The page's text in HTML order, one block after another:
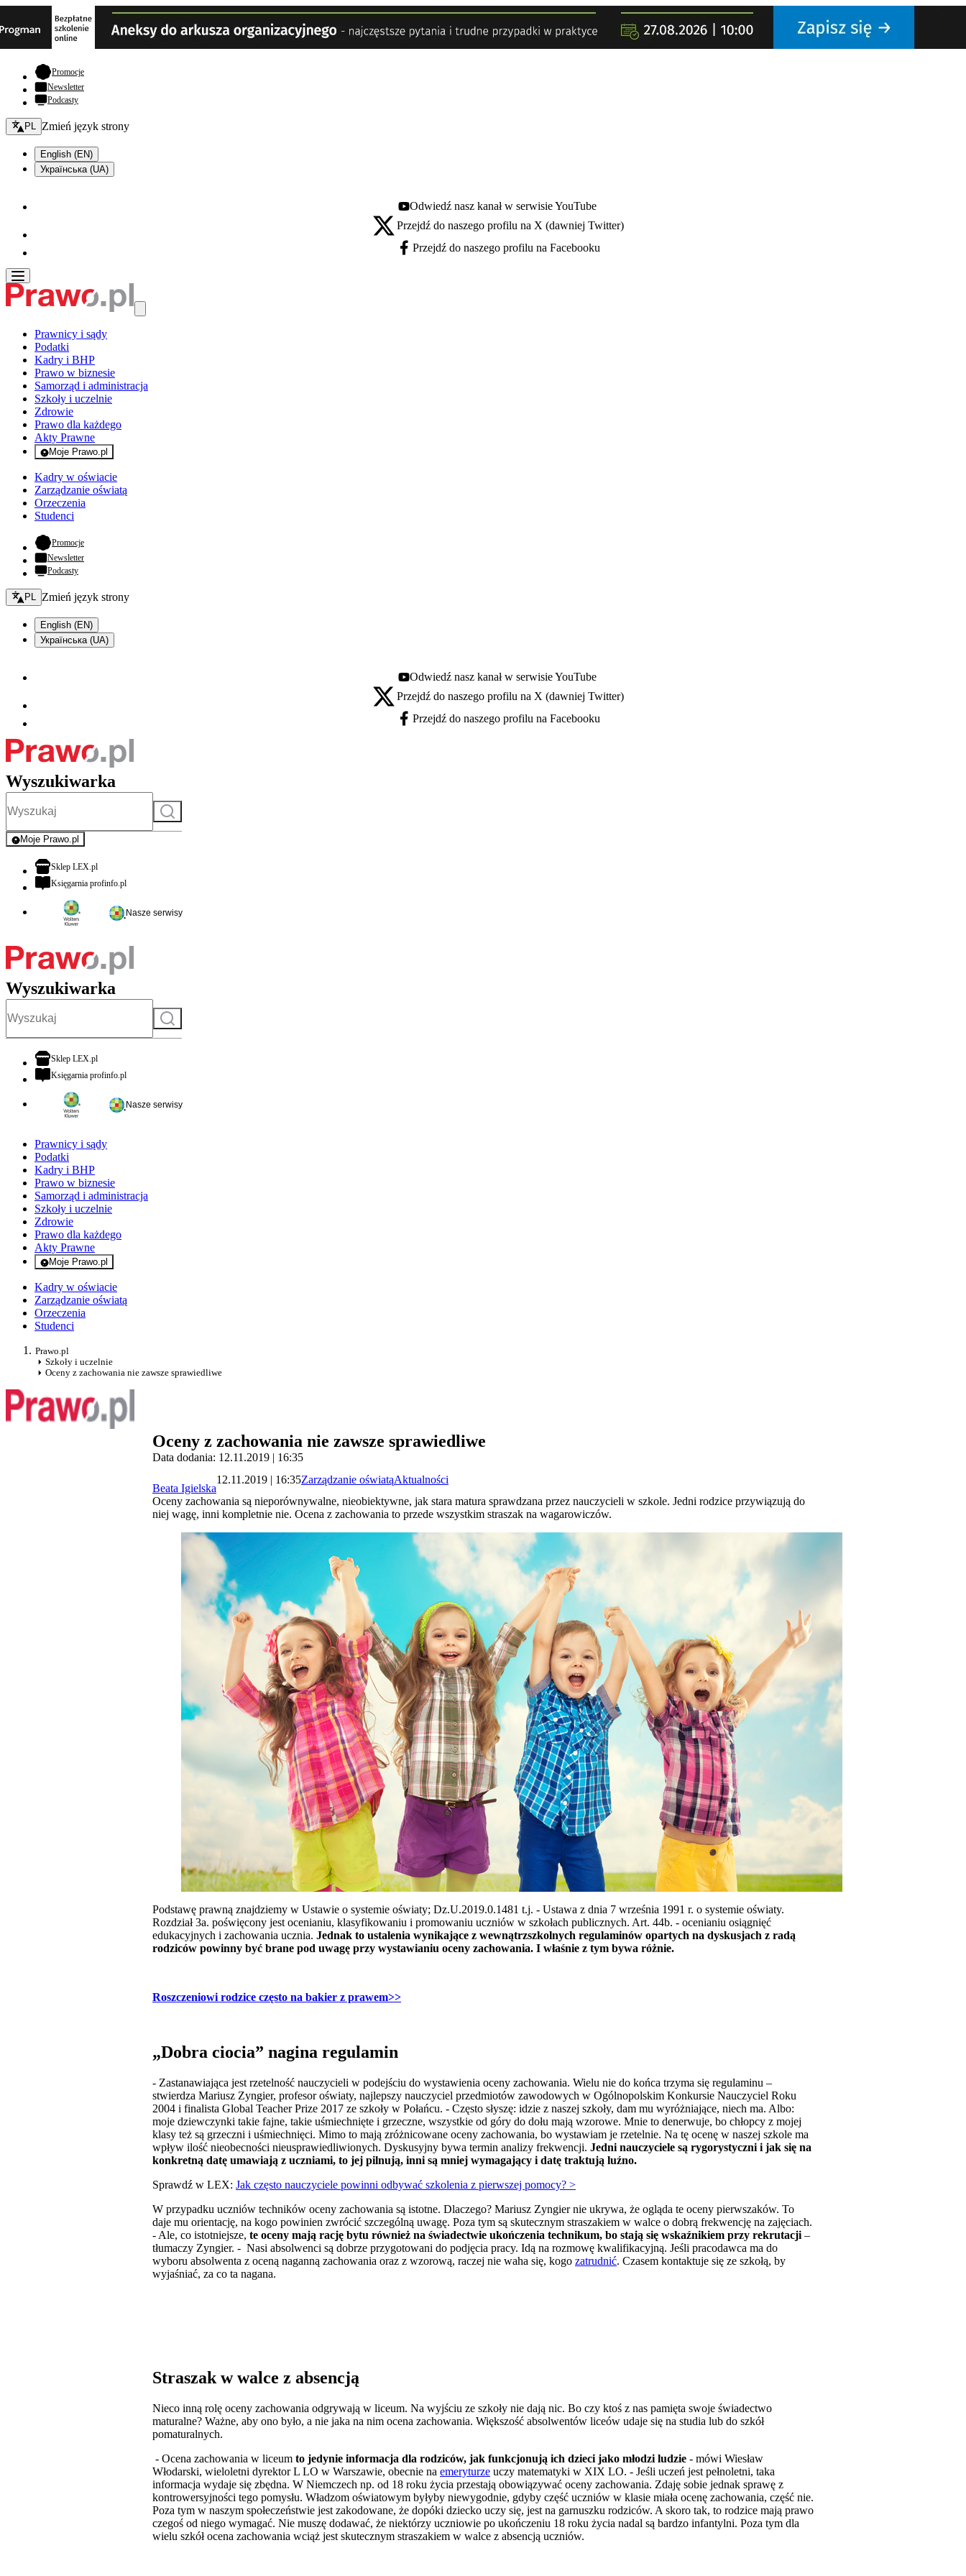
Promocje- otwiera się w nowej karcie
Newsletter
Podcasty
Zmień język - bieżący:
PL Zmień język strony
English (EN)
Українська (UA)
Youtube - otwiera się w nowej karcie
Odwiedź nasz kanał w serwisie YouTube
X - otwiera się w nowej karcie
Przejdź do naszego profilu na X (dawniej Twitter)
Facebook - otwiera się w nowej karcie
Przejdź do naszego profilu na Facebooku
Prawnicy i sądy
Podatki
Kadry i BHP
Prawo w biznesie
Samorząd i administracja
Szkoły i uczelnie
Zdrowie
Prawo dla każdego
Akty Prawne
Moje Prawo.pl
- rejestracja i logowanie do serwisu
Kadry w oświacie
Zarządzanie oświatą
Orzeczenia
Studenci
Promocje- otwiera się w nowej karcie
Newsletter
Podcasty
Zmień język - bieżący:
PL Zmień język strony
English (EN)
Українська (UA)
Youtube - otwiera się w nowej karcie
Odwiedź nasz kanał w serwisie YouTube
X - otwiera się w nowej karcie
Przejdź do naszego profilu na X (dawniej Twitter)
Facebook - otwiera się w nowej karcie
Przejdź do naszego profilu na Facebooku
Wyszukiwarka
Szukaj
Moje Prawo.pl
- rejestracja i logowanie do serwisu
Sklep LEX.plotwiera się w nowej karcie
Księgarnia profinfo.plotwiera się w nowej karcie
Nasze serwisy
Wyszukiwarka
Szukaj
Sklep LEX.plotwiera się w nowej karcie
Księgarnia profinfo.plotwiera się w nowej karcie
Nasze serwisy
Prawnicy i sądy
Podatki
Kadry i BHP
Prawo w biznesie
Samorząd i administracja
Szkoły i uczelnie
Zdrowie
Prawo dla każdego
Akty Prawne
Moje Prawo.pl
- rejestracja i logowanie do serwisu
Kadry w oświacie
Zarządzanie oświatą
Orzeczenia
Studenci
Prawo.pl
Szkoły i uczelnie
Oceny z zachowania nie zawsze sprawiedliwe
Oceny z zachowania nie zawsze sprawiedliwe
Data dodania: 12.11.2019 | 16:35
Beata Igielska
12.11.2019 | 16:35Zarządzanie oświatąAktualności
Oceny zachowania są nieporównywalne, nieobiektywne, jak stara matura sprawdzana przez nauczycieli w szkole. Jedni rodzice przywiązują do
niej wagę, inni kompletnie nie. Ocena z zachowania to przede wszystkim straszak na wagarowiczów.
Podstawę prawną znajdziemy w Ustawie o systemie oświaty; Dz.U.2019.0.1481 t.j. - Ustawa z dnia 7 września 1991 r. o systemie oświaty.
Rozdział 3a. poświęcony jest ocenianiu, klasyfikowaniu i promowaniu uczniów w szkołach publicznych. Art. 44b. - ocenianiu osiągnięć
edukacyjnych i zachowania ucznia. Jednak to ustalenia wynikające z wewnątrzszkolnych regulaminów opartych na dyskusjach z radą
rodziców powinny być brane pod uwagę przy wystawianiu oceny zachowania. I właśnie z tym bywa różnie.
Roszczeniowi rodzice często na bakier z prawem>>
„Dobra ciocia” nagina regulamin
- Zastanawiająca jest rzetelność nauczycieli w podejściu do wystawienia oceny zachowania. Wielu nie do końca trzyma się regulaminu –
stwierdza Mariusz Zyngier, profesor oświaty, najlepszy nauczyciel przedmiotów zawodowych w Ogólnopolskim Konkursie Nauczyciel Roku
2004 i finalista Global Teacher Prize 2017 ze szkoły w Połańcu. - Często słyszę: idzie z naszej szkoły, dam mu wyróżniające, niech ma. Albo:
moje dziewczynki takie fajne, takie uśmiechnięte i grzeczne, wszystkie od góry do dołu mają wzorowe. Mnie to denerwuje, bo chłopcy z mojej
klasy też są grzeczni i uśmiechnięci. Mimo to mają zróżnicowane oceny zachowania, bo wystawiam je rzetelnie. Na tę ocenę w naszej szkole ma
wpływ ilość nieobecności nieusprawiedliwionych. Dyskusyjny bywa termin analizy frekwencji. Jedni nauczyciele są rygorystyczni i jak się na
konkretną datę umawiają z uczniami, to jej pilnują, inni są mniej wymagający i datę traktują luźno.
Sprawdź w LEX: Jak często nauczyciele powinni odbywać szkolenia z pierwszej pomocy? >
W przypadku uczniów techników oceny zachowania są istotne. Dlaczego? Mariusz Zyngier nie ukrywa, że ogląda te oceny pierwszaków. To
daje mu orientację, na kogo powinien zwrócić szczególną uwagę. Poza tym są skutecznym straszakiem w walce o dobrą frekwencję na zajęciach.
- Ale, co istotniejsze, te oceny mają rację bytu również na świadectwie ukończenia technikum, bo stają się wskaźnikiem przy rekrutacji –
tłumaczy Zyngier. - Nasi absolwenci są dobrze przygotowani do podjęcia pracy. Idą na rozmowę kwalifikacyjną. Jeśli pracodawca ma do
wyboru absolwenta z oceną naganną zachowania oraz z wzorową, raczej nie waha się, kogo zatrudnić. Czasem kontaktuje się ze szkołą, by
wyjaśniać, za co ta nagana.
Straszak w walce z absencją
Nieco inną rolę oceny zachowania odgrywają w liceum. Na wyjściu ze szkoły nie dają nic. Bo czy ktoś z nas pamięta swoje świadectwo
maturalne? Ważne, aby ono było, a nie jaka na nim ocena zachowania. Większość absolwentów liceów udaje się na studia lub do szkół
pomaturalnych.
- Ocena zachowania w liceum to jedynie informacja dla rodziców, jak funkcjonują ich dzieci jako młodzi ludzie - mówi Wiesław
Włodarski, wieloletni dyrektor L LO w Warszawie, obecnie na emeryturze uczy matematyki w XIX LO. - Jeśli uczeń jest pełnoletni, taka
informacja wydaje się zbędna. W Niemczech np. od 18 roku życia przestają obowiązywać oceny zachowania. Zdaję sobie jednak sprawę z
kontrowersyjności tego pomysłu. Władzom oświatowym byłyby niewygodnie, gdyby część uczniów w klasie miała ocenę zachowania, część nie.
Poza tym w naszym społeczeństwie jest zakodowane, że dopóki dziecko uczy się, jest na garnuszku rodziców. A skoro tak, to rodzice mają prawo
czegoś od niego wymagać. Nie muszę dodawać, że niektórzy uczniowie po ukończeniu 18 roku życia nadal są bardzo infantylni. Poza tym dla
wielu szkół ocena zachowania wciąż jest skutecznym straszakiem w walce z absencją uczniów.